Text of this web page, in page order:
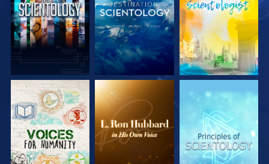
SERIE
ENTDECKEN
SERIE
ENTDECKEN
SERIE
ENTDECKEN